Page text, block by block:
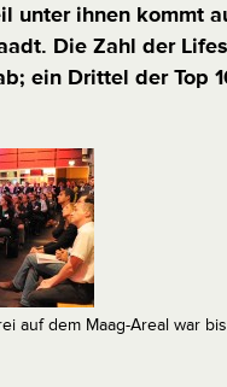
unter ihnen kommt
Die Zahl der
ein Drittel der Top
auf dem Maag-Areal war